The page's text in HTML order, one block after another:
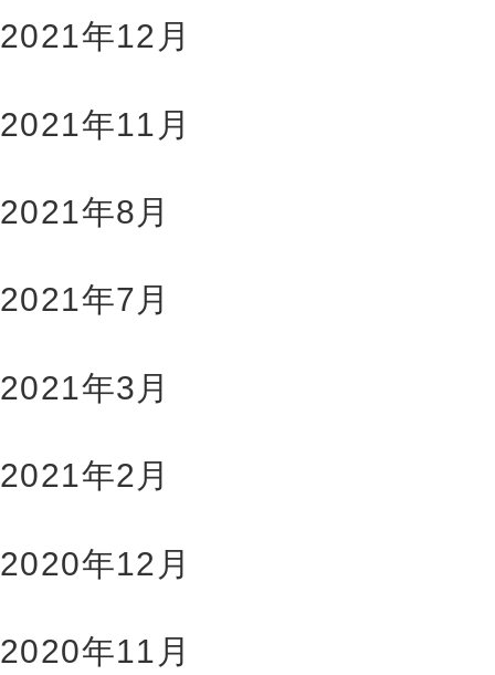
2021年12月
2021年11月
2021年8月
2021年7月
2021年3月
2021年2月
2020年12月
2020年11月